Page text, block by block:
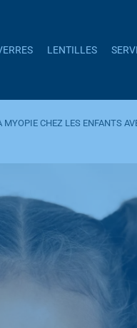
LENTILLES
MYOPIE CHEZ LES ENFANTS